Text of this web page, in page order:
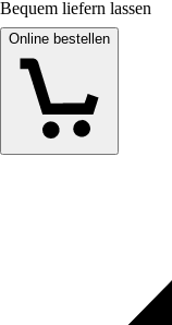
Bequem liefern lassen
Online bestellen